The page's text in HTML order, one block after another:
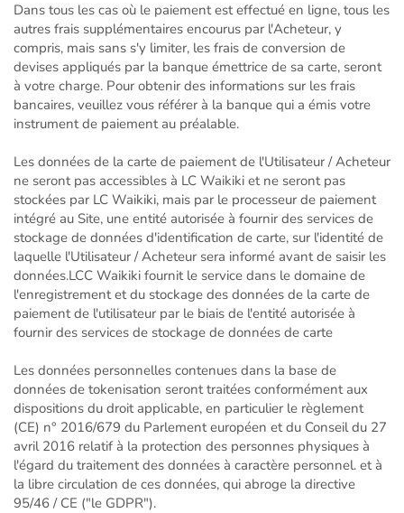
Dans tous les cas où le paiement est effectué en ligne, tous les
autres frais supplémentaires encourus par l'Acheteur, y
compris, mais sans s'y limiter, les frais de conversion de
devises appliqués par la banque émettrice de sa carte, seront
à votre charge. Pour obtenir des informations sur les frais
bancaires, veuillez vous référer à la banque qui a émis votre
instrument de paiement au préalable.
Les données de la carte de paiement de l'Utilisateur / Acheteur
ne seront pas accessibles à LC Waikiki et ne seront pas
stockées par LC Waikiki, mais par le processeur de paiement
intégré au Site, une entité autorisée à fournir des services de
stockage de données d'identification de carte, sur l'identité de
laquelle l'Utilisateur / Acheteur sera informé avant de saisir les
données.LCC Waikiki fournit le service dans le domaine de
l'enregistrement et du stockage des données de la carte de
paiement de l'utilisateur par le biais de l'entité autorisée à
fournir des services de stockage de données de carte
Les données personnelles contenues dans la base de
données de tokenisation seront traitées conformément aux
dispositions du droit applicable, en particulier le règlement
(CE) n° 2016/679 du Parlement européen et du Conseil du 27
avril 2016 relatif à la protection des personnes physiques à
l'égard du traitement des données à caractère personnel. et à
la libre circulation de ces données, qui abroge la directive
95/46 / CE ("le GDPR").